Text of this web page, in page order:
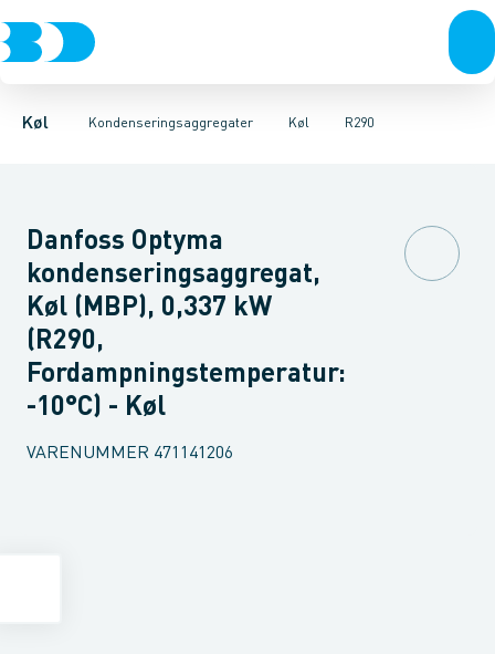
Køl Kondenseringsaggregater
KompressorerKondenseringsaggregater Fordampere
Køl
Frost Tilbehør & reservedele R290
HFC R290R744 - CO2
Danfoss Optyma
kondenseringsaggregat,
Køl (MBP), 0,337 kW
(R290,
Fordampningstemperatur:
-10°C) - Køl
VARENUMMER 471141206